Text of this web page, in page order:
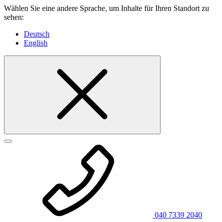
Wählen Sie eine andere Sprache, um Inhalte für Ihren Standort zu
sehen:
Deutsch
English
040 7339 2040